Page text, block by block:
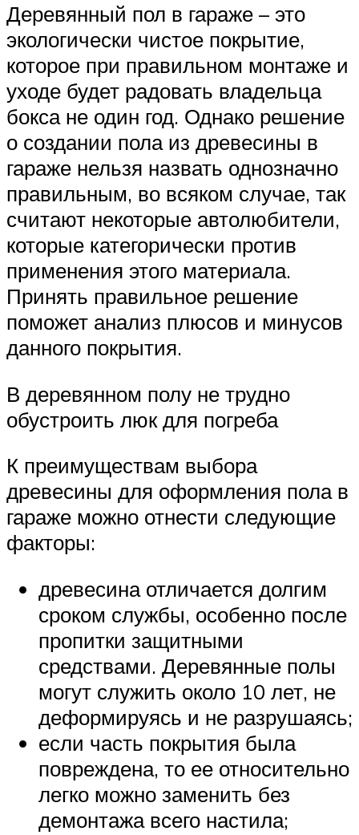
Деревянный пол в гараже – это
экологически чистое покрытие,
которое при правильном монтаже и
уходе будет радовать владельца
бокса не один год. Однако решение
о создании пола из древесины в
гараже нельзя назвать однозначно
правильным, во всяком случае, так
считают некоторые автолюбители,
которые категорически против
применения этого материала.
Принять правильное решение
поможет анализ плюсов и минусов
данного покрытия.
В деревянном полу не трудно
обустроить люк для погреба
К преимуществам выбора
древесины для оформления пола в
гараже можно отнести следующие
факторы:
древесина отличается долгим
сроком службы, особенно после
пропитки защитными
средствами. Деревянные полы
могут служить около 10 лет, не
деформируясь и не разрушаясь;
если часть покрытия была
повреждена, то ее относительно
легко можно заменить без
демонтажа всего настила;